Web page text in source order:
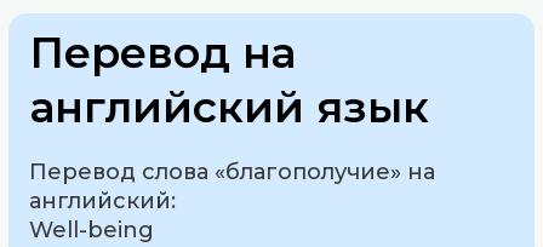
Перевод на
английский язык
Перевод слова «благополучие» на
английский:
Well-being